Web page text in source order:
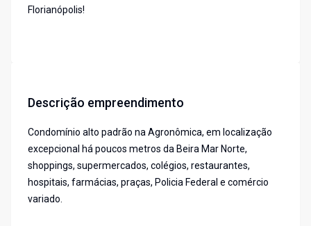
Florianópolis!
Descrição empreendimento
Condomínio alto padrão na Agronômica, em localização
excepcional há poucos metros da Beira Mar Norte,
shoppings, supermercados, colégios, restaurantes,
hospitais, farmácias, praças, Policia Federal e comércio
variado.